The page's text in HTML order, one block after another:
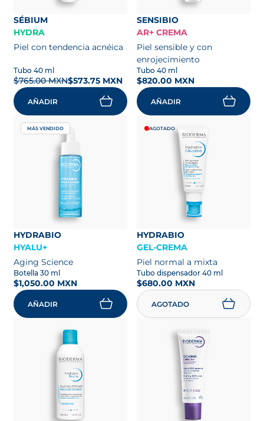
SÉBIUM
HYDRA
Piel con tendencia acnéica
Tubo 40 ml
$765.00 MXN$573.75 MXN
AÑADIR
SENSIBIO
AR+ CREMA
Piel sensible y con
enrojecimiento
Tubo 40 ml
$820.00 MXN
AÑADIR
MÁS VENDIDO
HYDRABIO
HYALU+
Aging Science
Botella 30 ml
$1,050.00 MXN
AÑADIR
AGOTADO
HYDRABIO
GEL-CREMA
Piel normal a mixta
Tubo dispensador 40 ml
$680.00 MXN
AGOTADO